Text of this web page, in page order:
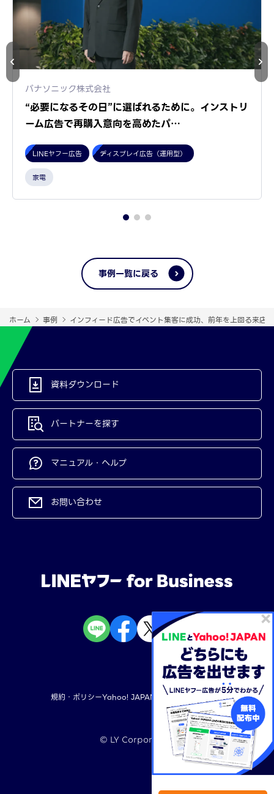
パナソニック株式会社
“必要になるその日”に選ばれるために。インストリ
ーム広告で再購入意向を高めたパ…
LINEヤフー広告 ディスプレイ広告（運用型）
家電
事例一覧に戻る
ホーム 事例 インフィード広告でイベント集客に成功、前年を上回る来店
資料ダウンロード
パートナーを探す
マニュアル・ヘルプ
お問い合わせ
TOP
規約・ポリシーYahoo! JAPAN LINEヤフー株式会社
©︎ LY Corporation